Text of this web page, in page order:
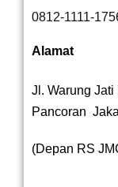
0812-1111-
Alamat
Jl. Warung
Pancoran
(Depan RS